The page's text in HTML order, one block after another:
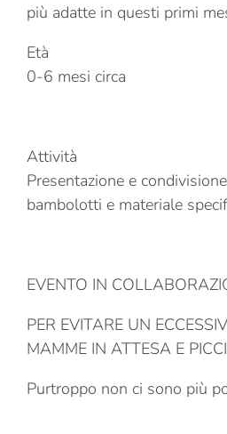
più adatte in questi primi
Età
0-6 mesi circa
Attività
Presentazione e
bambolotti e materiale
EVENTO IN
PER EVITARE UN
MAMME IN ATTESA E
Purtroppo non ci sono più